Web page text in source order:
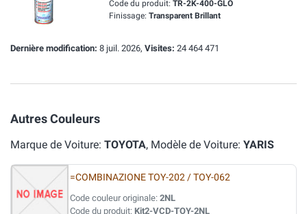
Code du produit: TR-2K-400-GLO
Finissage: Transparent Brillant
Dernière modification: 8 juil. 2026, Visites: 24 464 471
Autres Couleurs
Marque de Voiture: TOYOTA, Modèle de Voiture: YARIS
=COMBINAZIONE TOY-202 / TOY-062
Code couleur originale: 2NL
Code du produit: Kit2-VCD-TOY-2NL